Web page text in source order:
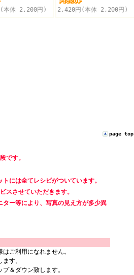
本体 2,200円) 2,420円(本体 2,200円)
page top
です。
には全てレシピがついています。
スさせていただきます。
ー等により、写真の見え方が多少異
ご利用になれません。
す。
＆ダウン致します。